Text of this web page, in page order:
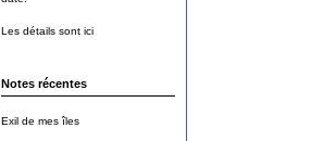
Les détails sont ici
Notes récentes
Exil de mes îles